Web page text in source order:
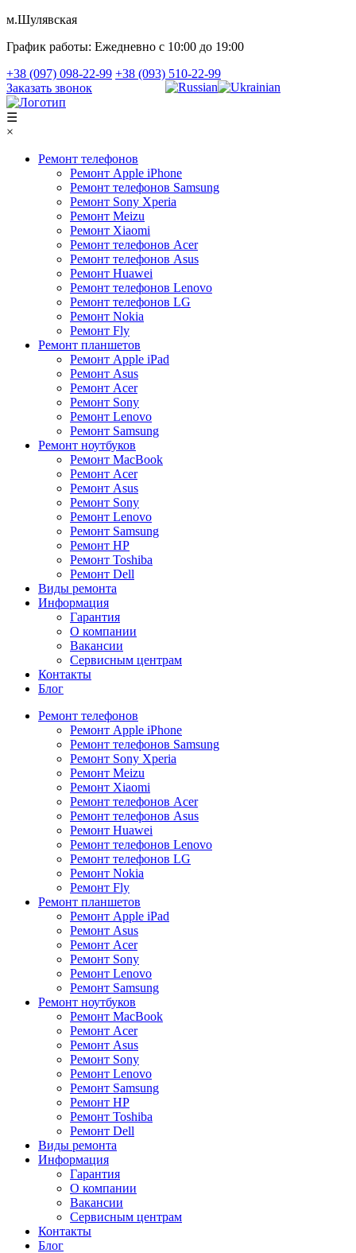
м.Шулявская
График работы: Ежедневно с 10:00 до 19:00
+38 (097) 098-22-99 +38 (093) 510-22-99
Заказать звонок
☰
×
Ремонт телефонов
Ремонт Apple iPhone
Ремонт телефонов Samsung
Ремонт Sony Xperia
Ремонт Meizu
Ремонт Xiaomi
Ремонт телефонов Acer
Ремонт телефонов Asus
Ремонт Huawei
Ремонт телефонов Lenovo
Ремонт телефонов LG
Ремонт Nokia
Ремонт Fly
Ремонт планшетов
Ремонт Apple iPad
Ремонт Asus
Ремонт Acer
Ремонт Sony
Ремонт Lenovo
Ремонт Samsung
Ремонт ноутбуков
Ремонт MacBook
Ремонт Acer
Ремонт Asus
Ремонт Sony
Ремонт Lenovo
Ремонт Samsung
Ремонт HP
Ремонт Toshiba
Ремонт Dell
Виды ремонта
Информация
Гарантия
О компании
Вакансии
Сервисным центрам
Контакты
Блог
Ремонт телефонов
Ремонт Apple iPhone
Ремонт телефонов Samsung
Ремонт Sony Xperia
Ремонт Meizu
Ремонт Xiaomi
Ремонт телефонов Acer
Ремонт телефонов Asus
Ремонт Huawei
Ремонт телефонов Lenovo
Ремонт телефонов LG
Ремонт Nokia
Ремонт Fly
Ремонт планшетов
Ремонт Apple iPad
Ремонт Asus
Ремонт Acer
Ремонт Sony
Ремонт Lenovo
Ремонт Samsung
Ремонт ноутбуков
Ремонт MacBook
Ремонт Acer
Ремонт Asus
Ремонт Sony
Ремонт Lenovo
Ремонт Samsung
Ремонт HP
Ремонт Toshiba
Ремонт Dell
Виды ремонта
Информация
Гарантия
О компании
Вакансии
Сервисным центрам
Контакты
Блог